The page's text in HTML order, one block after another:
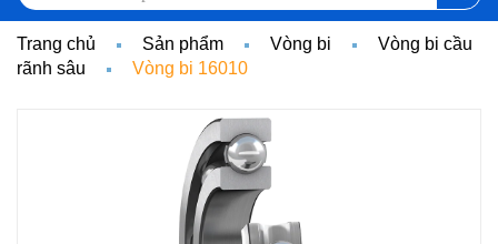
Trang chủ Sản phẩm Vòng bi
Vòng bi cầu
rãnh sâu
Vòng bi 16010